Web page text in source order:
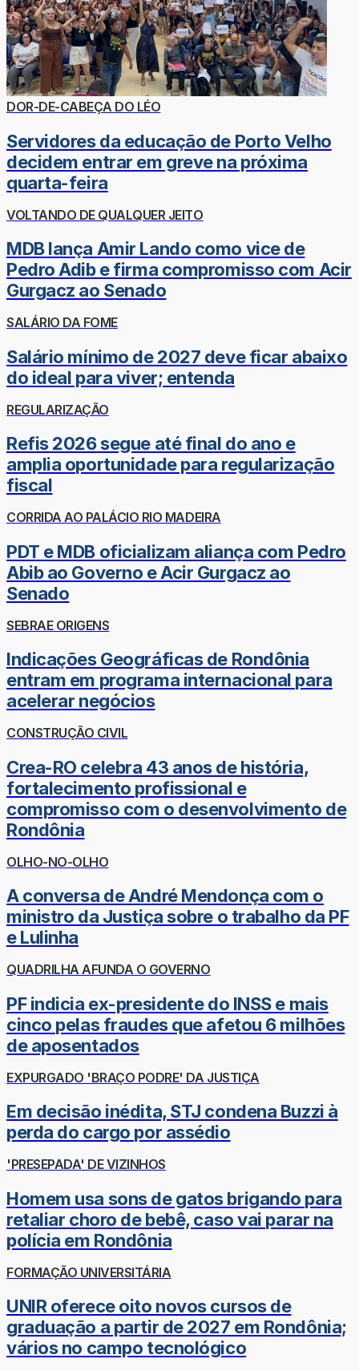
DOR-DE-CABEÇA DO LÉO
Servidores da educação de Porto Velho
decidem entrar em greve na próxima
quarta-feira
VOLTANDO DE QUALQUER JEITO
MDB lança Amir Lando como vice de
Pedro Adib e firma compromisso com Acir
Gurgacz ao Senado
SALÁRIO DA FOME
Salário mínimo de 2027 deve ficar abaixo
do ideal para viver; entenda
REGULARIZAÇÃO
Refis 2026 segue até final do ano e
amplia oportunidade para regularização
fiscal
CORRIDA AO PALÁCIO RIO MADEIRA
PDT e MDB oficializam aliança com Pedro
Abib ao Governo e Acir Gurgacz ao
Senado
SEBRAE ORIGENS
Indicações Geográficas de Rondônia
entram em programa internacional para
acelerar negócios
CONSTRUÇÃO CIVIL
Crea-RO celebra 43 anos de história,
fortalecimento profissional e
compromisso com o desenvolvimento de
Rondônia
OLHO-NO-OLHO
A conversa de André Mendonça com o
ministro da Justiça sobre o trabalho da PF
e Lulinha
QUADRILHA AFUNDA O GOVERNO
PF indicia ex-presidente do INSS e mais
cinco pelas fraudes que afetou 6 milhões
de aposentados
EXPURGADO 'BRAÇO PODRE' DA JUSTIÇA
Em decisão inédita, STJ condena Buzzi à
perda do cargo por assédio
'PRESEPADA' DE VIZINHOS
Homem usa sons de gatos brigando para
retaliar choro de bebê, caso vai parar na
polícia em Rondônia
FORMAÇÃO UNIVERSITÁRIA
UNIR oferece oito novos cursos de
graduação a partir de 2027 em Rondônia;
vários no campo tecnológico